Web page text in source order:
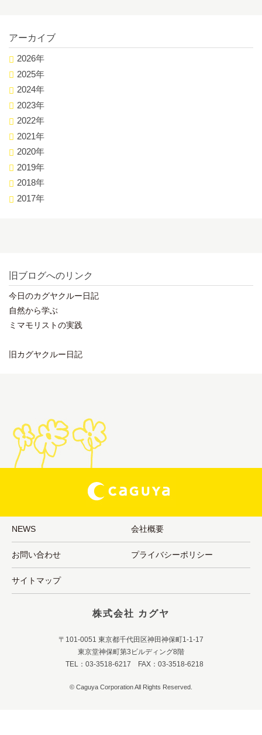
アーカイブ
2026年
2025年
2024年
2023年
2022年
2021年
2020年
2019年
2018年
2017年
旧ブログへのリンク
今日のカグヤクルー日記
自然から学ぶ
ミマモリストの実践
旧カグヤクルー日記
NEWS 会社概要
お問い合わせ プライバシーポリシー
サイトマップ
株式会社 カグヤ
〒101-0051 東京都千代田区神田神保町1-1-17
東京堂神保町第3ビルディング8階
TEL：03-3518-6217 FAX：03-3518-6218
© Caguya Corporation All Rights Reserved.